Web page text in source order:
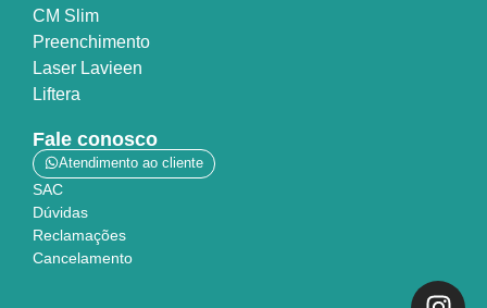
CM Slim
Preenchimento
Laser Lavieen
Liftera
Fale conosco
Atendimento ao cliente
SAC
Dúvidas
Reclamações
Cancelamento